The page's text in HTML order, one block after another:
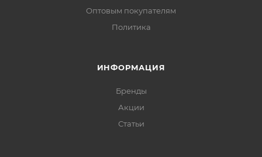
Оптовым покупателям
Политика
ИНФОРМАЦИЯ
Бренды
Акции
Статьи